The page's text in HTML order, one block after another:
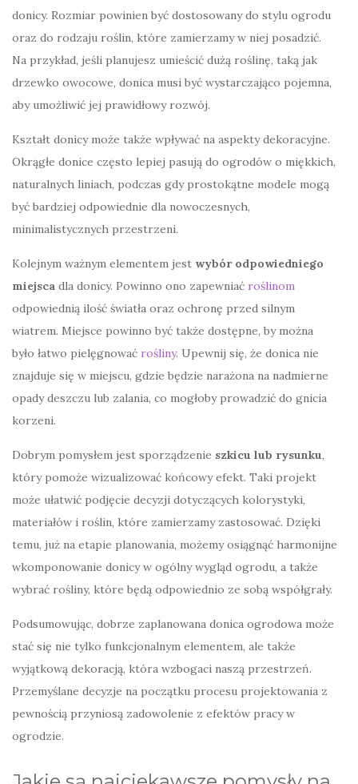
donicy. Rozmiar powinien być dostosowany do stylu ogrodu
oraz do rodzaju roślin, które zamierzamy w niej posadzić.
Na przykład, jeśli planujesz umieścić dużą roślinę, taką jak
drzewko owocowe, donica musi być wystarczająco pojemna,
aby umożliwić jej prawidłowy rozwój.
Kształt donicy może także wpływać na aspekty dekoracyjne.
Okrągłe donice często lepiej pasują do ogrodów o miękkich,
naturalnych liniach, podczas gdy prostokątne modele mogą
być bardziej odpowiednie dla nowoczesnych,
minimalistycznych przestrzeni.
Kolejnym ważnym elementem jest wybór odpowiedniego
miejsca dla donicy. Powinno ono zapewniać roślinom
odpowiednią ilość światła oraz ochronę przed silnym
wiatrem. Miejsce powinno być także dostępne, by można
było łatwo pielęgnować rośliny. Upewnij się, że donica nie
znajduje się w miejscu, gdzie będzie narażona na nadmierne
opady deszczu lub zalania, co mogłoby prowadzić do gnicia
korzeni.
Dobrym pomysłem jest sporządzenie szkicu lub rysunku,
który pomoże wizualizować końcowy efekt. Taki projekt
może ułatwić podjęcie decyzji dotyczących kolorystyki,
materiałów i roślin, które zamierzamy zastosować. Dzięki
temu, już na etapie planowania, możemy osiągnąć harmonijne
wkomponowanie donicy w ogólny wygląd ogrodu, a także
wybrać rośliny, które będą odpowiednio ze sobą współgrały.
Podsumowując, dobrze zaplanowana donica ogrodowa może
stać się nie tylko funkcjonalnym elementem, ale także
wyjątkową dekoracją, która wzbogaci naszą przestrzeń.
Przemyślane decyzje na początku procesu projektowania z
pewnością przyniosą zadowolenie z efektów pracy w
ogrodzie.